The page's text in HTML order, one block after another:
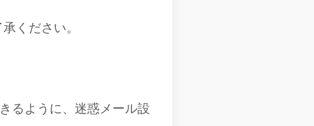
ください。
るように、迷惑メール設